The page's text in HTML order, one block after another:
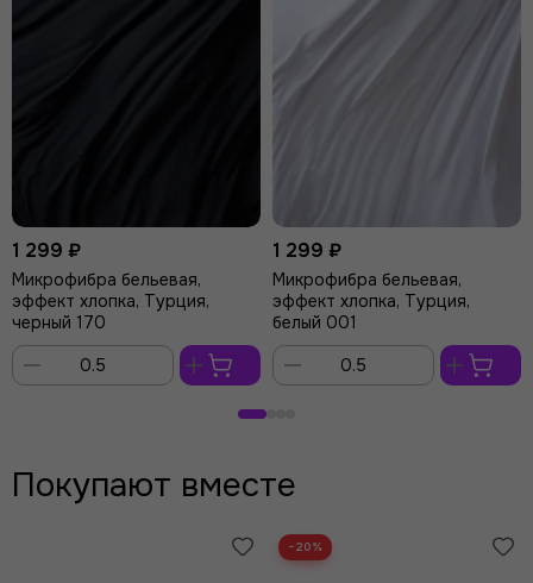
1 299 ₽
Микрофибра бельевая,
эффект хлопка, Турция,
черный 170
корзину
1 299 ₽
Микрофибра бельевая,
эффект хлопка, Турция,
белый 001
Покупают вместе
−20%